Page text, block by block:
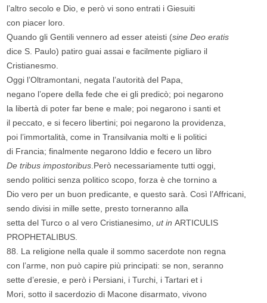
l’altro secolo e Dio, e però vi sono entrati i Giesuiti
con piacer loro.
Quando gli Gentili vennero ad esser ateisti (sine Deo eratis
dice S. Paulo) patiro guai assai e facilmente pigliaro il
Cristianesmo.
Oggi l’Oltramontani, negata l’autorità del Papa,
negano l’opere della fede che ei gli predicò; poi negarono
la libertà di poter far bene e male; poi negarono i santi et
il peccato, e si fecero libertini; poi negarono la providenza,
poi l’immortalità, come in Transilvania molti e li politici
di Francia; finalmente negarono Iddio e fecero un libro
De tribus impostoribus.Però necessariamente tutti oggi,
sendo politici senza politico scopo, forza è che tornino a
Dio vero per un buon predicante, e questo sarà. Così l’Affricani,
sendo divisi in mille sette, presto torneranno alla
setta del Turco o al vero Cristianesimo,ut inARTICULIS
PROPHETALIBUS.
88. La religione nella quale il sommo sacerdote non regna
con l’arme, non può capire più principati: se non, seranno
sette d’eresie, e però i Persiani, i Turchi, i Tartari et i
Mori, sotto il sacerdozio di Macone disarmato, vivono